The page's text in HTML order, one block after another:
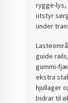
rygge-lys,
utstyr
under
guide
gummi-
ekstra
hjullager
bidrar til